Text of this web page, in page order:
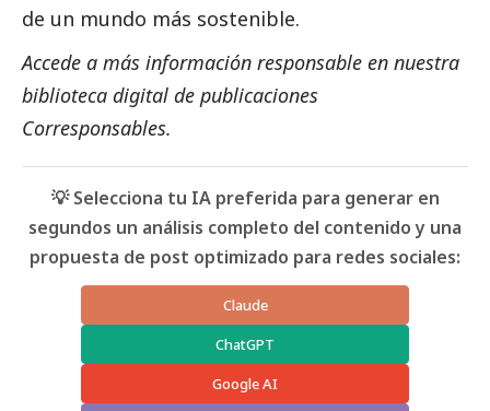
de un mundo más sostenible.
Accede a más información responsable en nuestra
biblioteca digital de publicaciones
Corresponsables.
💡 Selecciona tu IA preferida para generar en
segundos un análisis completo del contenido y una
propuesta de post optimizado para redes sociales:
Claude
ChatGPT
Google AI